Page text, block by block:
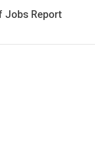
Jobs Report